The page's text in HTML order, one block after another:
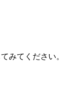
みてください。